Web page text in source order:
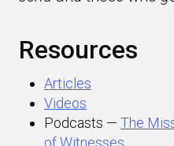
Resources
Articles
Videos
Podcasts — The
of Witnesses